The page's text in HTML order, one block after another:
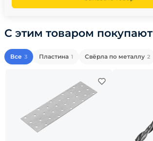
С этим товаром покупают
Все 3 Пластина 1 Свёрла по металлу 2